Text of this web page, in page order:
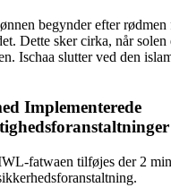
begynder efter
Dette sker cirka, når solen
Ischaa slutter ved den
Implementerede
fatwaen tilføjes der 2